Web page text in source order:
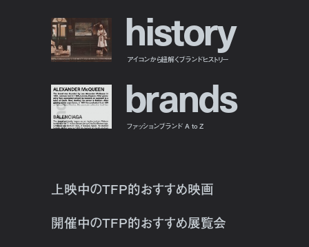
history
アイコンから紐解くブランドヒストリー
brands
ファッションブランド A to Z
上映中のTFP的おすすめ映画
開催中のTFP的おすすめ展覧会